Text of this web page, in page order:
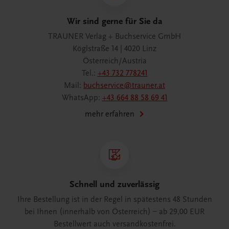
Wir sind gerne für Sie da
TRAUNER Verlag + Buchservice GmbH
Köglstraße 14 | 4020 Linz
Österreich/Austria
Tel.: +43 732 778241
Mail: buchservice@trauner.at
WhatsApp: +43 664 88 58 69 41
mehr erfahren
Schnell und zuverlässig
Ihre Bestellung ist in der Regel in spätestens 48 Stunden
bei Ihnen (innerhalb von Österreich) – ab 29,00 EUR
Bestellwert auch versandkostenfrei.